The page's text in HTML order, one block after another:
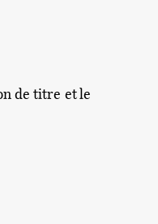
de titre et le